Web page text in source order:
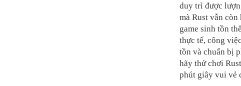
duy trì được
mà Rust vẫn
game sinh tồn
thực tế, công
tồn và chuẩn bị
hãy thử chơi
phút giây vui vẻ